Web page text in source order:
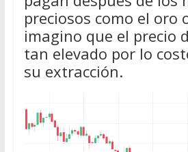
preciosos como el oro
imagino que el precio
tan elevado por lo
su extracción.